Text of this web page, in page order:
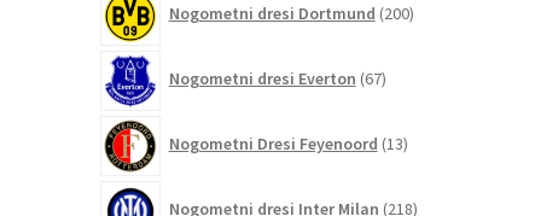
Nogometni dresi Dortmund 200izdelkov
Nogometni dresi Everton 67izdelkov
Nogometni Dresi Feyenoord 13izdelkov
Nogometni dresi Inter Milan 218